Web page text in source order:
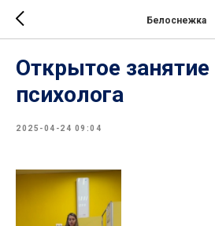
Белоснежка
Открытое занятие
психолога
2025-04-24 09:04